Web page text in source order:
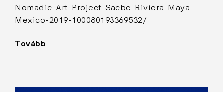
Nomadic-Art-Project-Sacbe-Riviera-Maya-
Mexico-2019-100080193369532/
Tovább